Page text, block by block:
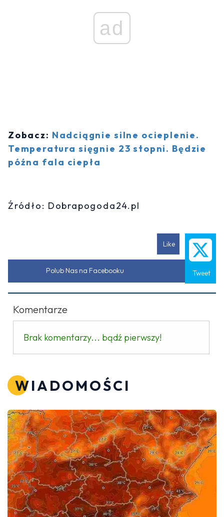
ad
Zobacz: Nadciągnie silne ocieplenie.
Temperatura sięgnie 23 stopni. Będzie
późna fala ciepła
Źródło: Dobrapogoda24.pl
Like
Tweet
Polub Nas na Facebooku
Komentarze
Brak komentarzy... bądź pierwszy!
WIADOMOŚCI